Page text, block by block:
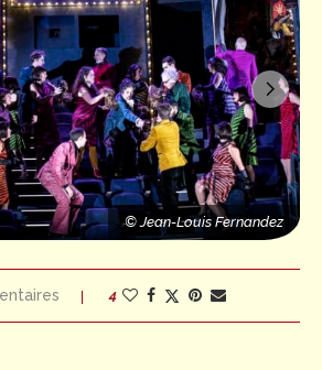
© Jean-Louis Fernandez
© Jean-Louis Fernandez
4